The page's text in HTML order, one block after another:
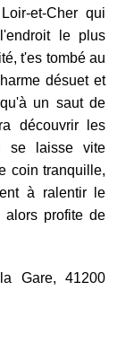
et-Cher qui
le plus
t'es tombé au
désuet et
un saut de
découvrir les
se laisse vite
coin tranquille,
à ralentir le
alors profite de
Gare, 41200